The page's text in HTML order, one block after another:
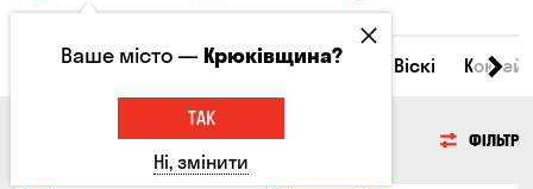
Всі товари Пиво Сидр Вино Віскі
ФІЛЬТР
Ваше місто —Крюківщина?
ТАК
Ні, змінити